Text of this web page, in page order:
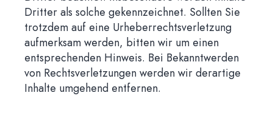
Dritter als solche gekennzeichnet. Sollten Sie
trotzdem auf eine Urheberrechtsverletzung
aufmerksam werden, bitten wir um einen
entsprechenden Hinweis. Bei Bekanntwerden
von Rechtsverletzungen werden wir derartige
Inhalte umgehend entfernen.